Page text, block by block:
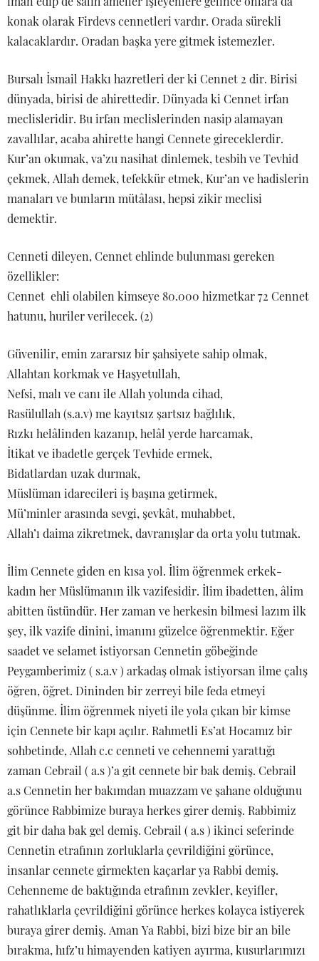
konak olarak Firdevs cennetleri vardır. Orada sürekli
kalacaklardır. Oradan başka yere gitmek istemezler.
Bursalı İsmail Hakkı hazretleri der ki Cennet 2 dir. Birisi
dünyada, birisi de ahirettedir. Dünyada ki Cennet irfan
meclisleridir. Bu irfan meclislerinden nasip alamayan
zavallılar, acaba ahirette hangi Cennete gireceklerdir.
Kur’an okumak, va’zu nasihat dinlemek, tesbih ve Tevhid
çekmek, Allah demek, tefekkür etmek, Kur’an ve hadislerin
manaları ve bunların mütâlası, hepsi zikir meclisi
demektir.
Cenneti dileyen, Cennet ehlinde bulunması gereken
özellikler:
Cennet ehli olabilen kimseye 80.000 hizmetkar 72 Cennet
hatunu, huriler verilecek. (2)
Güvenilir, emin zararsız bir şahsiyete sahip olmak,
Allahtan korkmak ve Haşyetullah,
Nefsi, malı ve canı ile Allah yolunda cihad,
Rasülullah (s.a.v) me kayıtsız şartsız bağlılık,
Rızkı helâlinden kazanıp, helâl yerde harcamak,
İtikat ve ibadetle gerçek Tevhide ermek,
Bidatlardan uzak durmak,
Müslüman idarecileri iş başına getirmek,
Mü’minler arasında sevgi, şevkât, muhabbet,
Allah’ı daima zikretmek, davranışlar da orta yolu tutmak.
İlim Cennete giden en kısa yol. İlim öğrenmek erkek-
kadın her Müslümanın ilk vazifesidir. İlim ibadetten, âlim
abitten üstündür. Her zaman ve herkesin bilmesi lazım ilk
şey, ilk vazife dinini, imanını güzelce öğrenmektir. Eğer
saadet ve selamet istiyorsan Cennetin göbeğinde
Peygamberimiz ( s.a.v ) arkadaş olmak istiyorsan ilme çalış
öğren, öğret. Dininden bir zerreyi bile feda etmeyi
düşünme. İlim öğrenmek niyeti ile yola çıkan bir kimse
için Cennete bir kapı açılır. Rahmetli Es’at Hocamız bir
sohbetinde, Allah c.c cenneti ve cehennemi yarattığı
zaman Cebrail ( a.s )’a git cennete bir bak demiş. Cebrail
a.s Cennetin her bakımdan muazzam ve şahane olduğunu
görünce Rabbimize buraya herkes girer demiş. Rabbimiz
git bir daha bak gel demiş. Cebrail ( a.s ) ikinci seferinde
Cennetin etrafının zorluklarla çevrildiğini görünce,
insanlar cennete girmekten kaçarlar ya Rabbi demiş.
Cehenneme de baktığında etrafının zevkler, keyifler,
rahatlıklarla çevrildiğini görünce herkes kolayca istiyerek
buraya girer demiş. Aman Ya Rabbi, bizi bize bir an bile
bırakma, hıfz’u himayenden katiyen ayırma, kusurlarımızı